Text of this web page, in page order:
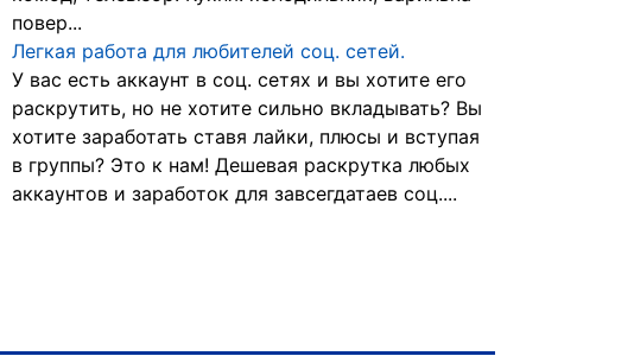
повер...
Легкая работа для любителей соц. сетей.
У вас есть аккаунт в соц. сетях и вы хотите его
раскрутить, но не хотите сильно вкладывать? Вы
хотите заработать ставя лайки, плюсы и вступая
в группы? Это к нам! Дешевая раскрутка любых
аккаунтов и заработок для завсегдатаев соц....